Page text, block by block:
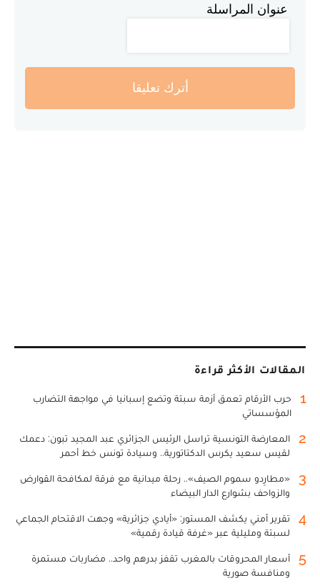
عنوان المراسلة
أترك تعليقا
المقالات الأكثر قراءة
1
حرب الأرقام تعمق أزمة سبتة وتضع إسبانيا في مواجهة التضارب
المؤسساتي
2
المعارضة التونسية تراسل الرئيس الجزائري عبد المجيد تبون: دعمك
لقيس سعيد يكرس الدكتاتورية.. وسيادة تونس خط أحمر
3
«مطارِدو سموم الصيف».. رحلة ميدانية مع فرقة لمكافحة القوارض
والزواحف بشوارع الدار البيضاء
4
تقرير أمني يكشف المستور: «أيادي جزائرية» وجهت الاقتحام الجماعي
لسبتة ومليلية عبر «غرفة قيادة رقمية»
5
أسعار المحروقات بالمغرب تقفز بدرهم واحد.. مضاربات مستمرة
ومنافسة صورية